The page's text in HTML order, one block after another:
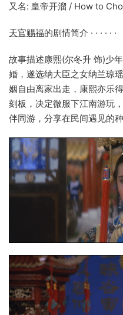
又名: 皇帝开溜 / How to
天官赐福的剧情简介 · · · · · ·
故事描述康熙(尔冬升 饰)少
婚，遂选纳大臣之女纳兰琼
姻自由离家出走，康熙亦乐
刻板，决定微服下江南游玩
伴同游，分享在民间遇见的